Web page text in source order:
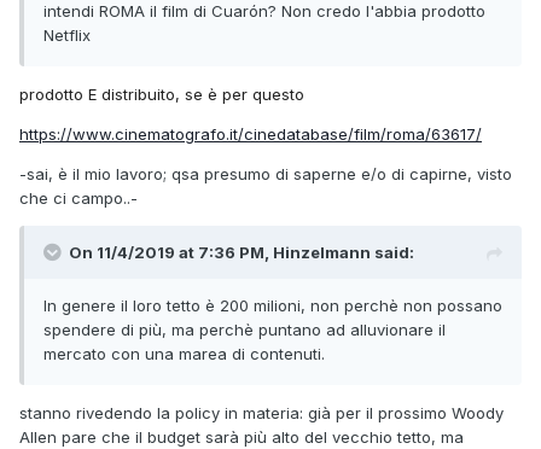
intendi ROMA il film di Cuarón? Non credo l'abbia prodotto
Netflix
prodotto E distribuito, se è per questo
https://www.cinematografo.it/cinedatabase/film/roma/63617/
-sai, è il mio lavoro; qsa presumo di saperne e/o di capirne, visto
che ci campo..-
On 11/4/2019 at 7:36 PM, Hinzelmann said:
In genere il loro tetto è 200 milioni, non perchè non possano
spendere di più, ma perchè puntano ad alluvionare il
mercato con una marea di contenuti.
stanno rivedendo la policy in materia: già per il prossimo Woody
Allen pare che il budget sarà più alto del vecchio tetto, ma